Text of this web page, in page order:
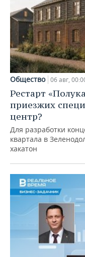
Общество 06 авг,
Рестарт
приезжих
центр?
Для разработки
квартала в
хакатон